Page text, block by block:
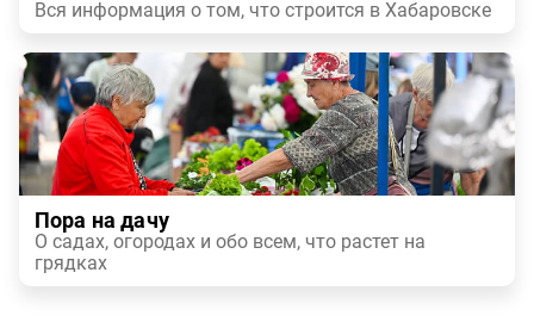
Вся информация о том, что строится в Хабаровске
Пора на дачу
О садах, огородах и обо всем, что растет на
грядках